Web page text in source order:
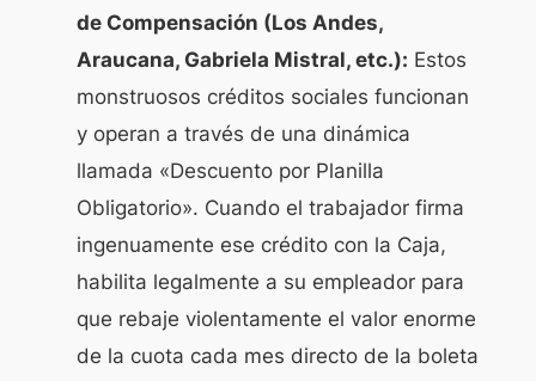
de Compensación (Los Andes,
Araucana, Gabriela Mistral, etc.): Estos
monstruosos créditos sociales funcionan
y operan a través de una dinámica
llamada «Descuento por Planilla
Obligatorio». Cuando el trabajador firma
ingenuamente ese crédito con la Caja,
habilita legalmente a su empleador para
que rebaje violentamente el valor enorme
de la cuota cada mes directo de la boleta